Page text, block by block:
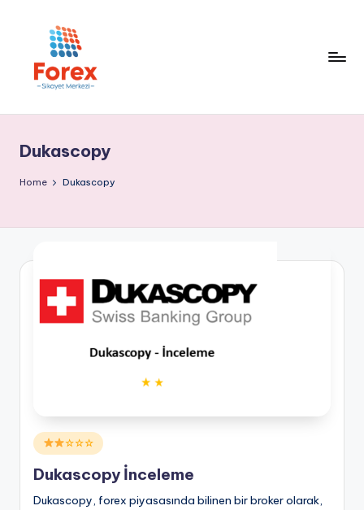
Dukascopy
Home Dukascopy
Posted
in
☆☆☆
Dukascopy İnceleme
Dukascopy, forex piyasasında bilinen bir broker olarak,